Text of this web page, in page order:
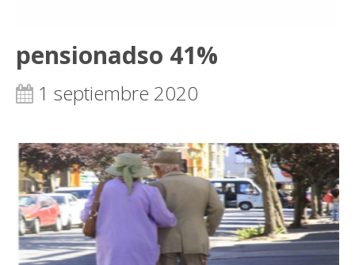
pensionadso 41%
1 septiembre 2020